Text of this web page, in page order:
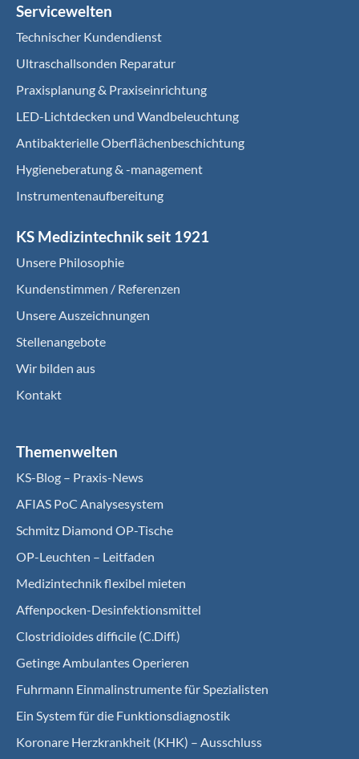
Servicewelten
Technischer Kundendienst
Ultraschallsonden Reparatur
Praxisplanung & Praxiseinrichtung
LED-Lichtdecken und Wandbeleuchtung
Antibakterielle Oberflächenbeschichtung
Hygieneberatung & -management
Instrumentenaufbereitung
KS Medizintechnik seit 1921
Unsere Philosophie
Kundenstimmen / Referenzen
Unsere Auszeichnungen
Stellenangebote
Wir bilden aus
Kontakt
Themenwelten
KS-Blog – Praxis-News
AFIAS PoC Analysesystem
Schmitz Diamond OP-Tische
OP-Leuchten – Leitfaden
Medizintechnik flexibel mieten
Affenpocken-Desinfektionsmittel
Clostridioides difficile (C.Diff.)
Getinge Ambulantes Operieren
Fuhrmann Einmalinstrumente für Spezialisten
Ein System für die Funktionsdiagnostik
Koro­nare Herz­krank­heit (KHK) – Ausschluss